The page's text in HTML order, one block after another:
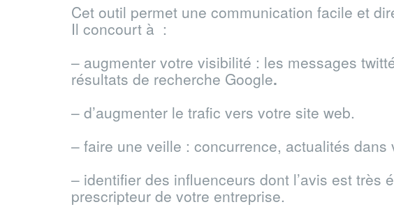
Cet outil permet une communication facile et
Il concourt à :
– augmenter votre visibilité : les messages
résultats de recherche Google.
– d’augmenter le trafic vers votre site web.
– faire une veille : concurrence, actualités dans
– identifier des influenceurs dont l’avis est très
prescripteur de votre entreprise.